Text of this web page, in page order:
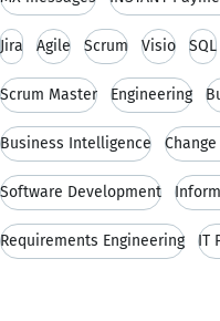
Jira Agile Scrum Visio SQL
Scrum Master Engineering
Business Intelligence
Software Development
Requirements Engineering IT